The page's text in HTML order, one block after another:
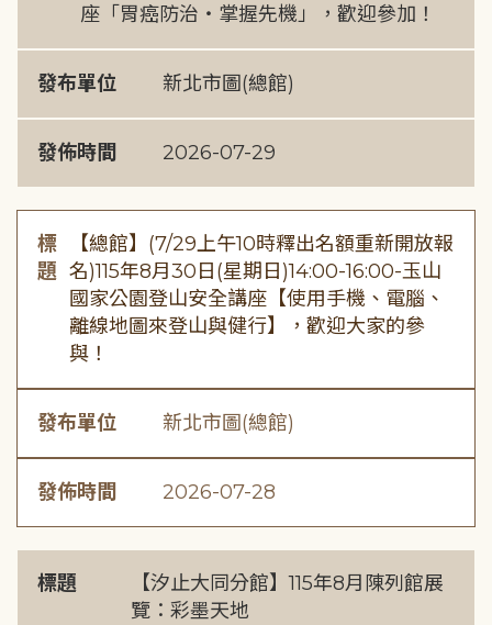
座「胃癌防治・掌握先機」，歡迎參加！
發布單位 新北市圖(總館)
發佈時間 2026-07-29
標
題
【總館】(7/29上午10時釋出名額重新開放報
名)115年8月30日(星期日)14:00-16:00-玉山
國家公園登山安全講座【使用手機、電腦、
離線地圖來登山與健行】，歡迎大家的參
與！
發布單位 新北市圖(總館)
發佈時間 2026-07-28
標題
【汐止大同分館】115年8月陳列館展
覽：彩墨天地